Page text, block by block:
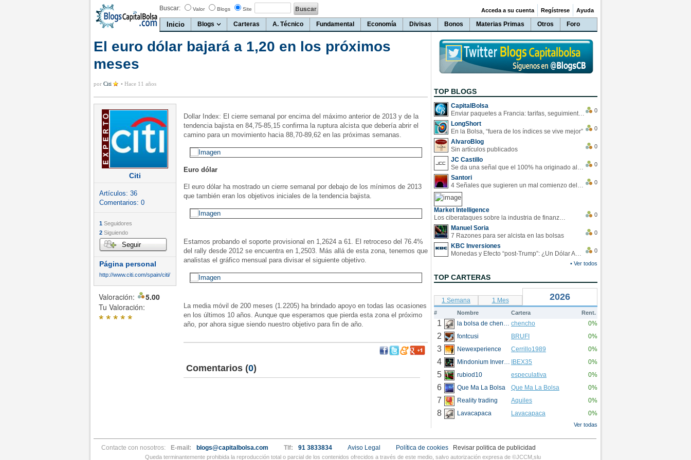
Buscar: Valor Blogs Site
Inicio Blogs Carteras A. Técnico Fundamental Economía Divisas Bonos Materias Primas Otros Foro
Acceda a su cuenta Regístrese Ayuda
El euro dólar bajará a 1,20 en los próximos
meses
por Citi • Hace 11 años
Citi
Artículos: 36
Comentarios: 0
1 Seguidores
2 Siguiendo
Seguir
Página personal
http://www.citi.com/spain/citi/
Valoración:
5.00
Tu Valoración:
*****
Dollar Index: El cierre semanal por encima del máximo anterior de 2013 y de la
tendencia bajista en 84,75-85,15 confirma la ruptura alcista que debería abrir el
camino para un movimiento hacia 88,70-89,62 en las próximas semanas.
Euro dólar
El euro dólar ha mostrado un cierre semanal por debajo de los mínimos de 2013
que también eran los objetivos iniciales de la tendencia bajista.
Estamos probando el soporte provisional en 1,2624 a 61. El retroceso del 76.4%
del rally desde 2012 se encuentra en 1,2503. Más allá de esta zona, tenemos que
analistas el gráfico mensual para divisar el siguiente objetivo.
La media móvil de 200 meses (1.2205) ha brindado apoyo en todas las ocasiones
en los últimos 10 años. Aunque que esperamos que pierda esta zona el próximo
año, por ahora sigue siendo nuestro objetivo para fin de año.
Comentarios (0)
TOP BLOGS
CapitalBolsa
Enviar paquetes a Francia: tarifas, seguimiento y ventajas destacadas
0
LongShort
En la Bolsa, “fuera de los índices se vive mejor”
0
AlvaroBlog
Sin artículos publicados
0
JC Castillo
Se da una señal que el 100% ha originado alzas en las bolsas
0
Santori
4 Señales que sugieren un mal comienzo del 3T de la economía EEUU
0
Market Intelligence
Los ciberataques sobre la industria de finanzas se han duplicado este año
0
Manuel Soria
7 Razones para ser alcista en las bolsas
0
KBC Inversiones
Monedas y Efecto “post-Trump”: ¿Un Dólar Americano operando en rangos?
0
• Ver todos
TOP CARTERAS
1 Semana 1 Mes 2026
# Nombre Cartera Rent.
1 la bolsa de chencho chencho 0%
2 fontcusi BRUFI 0%
3 Newexperience Cerrillo1989 0%
4 Mindonium Inversions IBEX35 0%
5 rubiod10 especulativa 0%
6 Que Ma La Bolsa Que Ma La Bolsa 0%
7 Reality trading Aquiles 0%
8 Lavacapaca Lavacapaca 0%
Ver todas
Contacte con nosotros: E-mail: blogs@capitalbolsa.com Tlf: 91 3833834 Aviso Legal Revisar politica de publicidad
Política de cookies
Queda terminantemente prohibida la reproducción total o parcial de los contenidos ofrecidos a través de este medio, salvo autorización expresa de ©JCCM,slu